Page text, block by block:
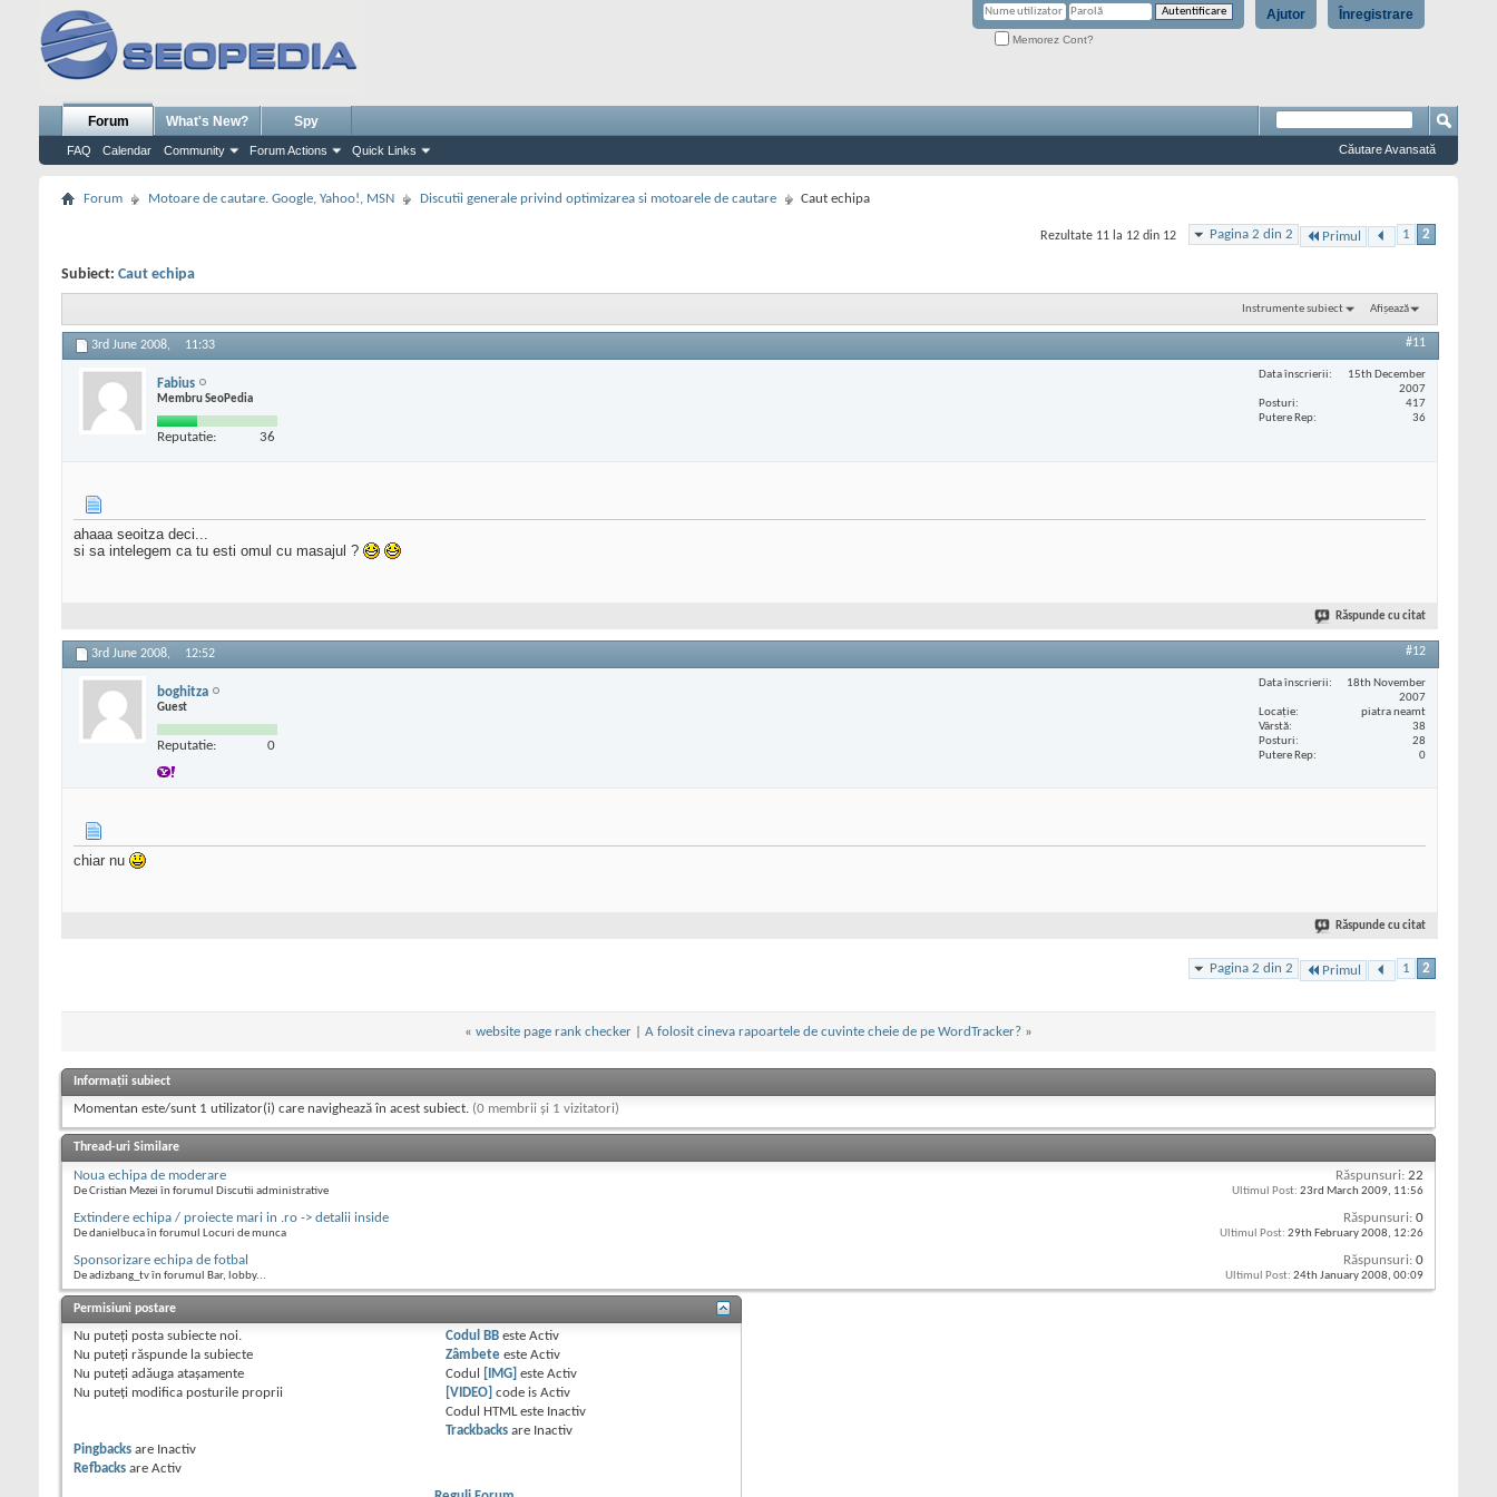
Înregistrare
Ajutor
Memorez Cont?
Forum
FAQ Calendar Community Forum Actions Quick Links
What's New? Spy
Căutare Avansată
Forum Motoare de cautare. Google, Yahoo!, MSN Discutii generale privind optimizarea si motoarele de cautare Caut echipa
Pagina 2 din 2 Primul 1 2
Rezultate 11 la 12 din 12
Subiect: Caut echipa
Instrumente subiect Afișează
3rd June 2008, 11:33 #11
Fabius
Membru SeoPedia
Reputatie: 36
Data înscrierii
15th December
2007
Posturi
417
Putere Rep
36
ahaaa seoitza deci...
si sa intelegem ca tu esti omul cu masajul ?
Răspunde cu citat
3rd June 2008, 12:52 #12
boghitza
Guest
Reputatie: 0
Data înscrierii
18th November
2007
Locaţie
piatra neamt
Vârstă
38
Posturi
28
Putere Rep
0
chiar nu
Răspunde cu citat
Pagina 2 din 2 Primul 1 2
« website page rank checker A folosit cineva rapoartele de cuvinte cheie de pe WordTracker? »
Informații subiect
Momentan este/sunt 1 utilizator(i) care navighează în acest subiect. (0 membrii și 1 vizitatori)
Thread-uri Similare
Noua echipa de moderare
De Cristian Mezei în forumul Discutii administrative
Răspunsuri: 22
Ultimul Post: 23rd March 2009, 11:56
Extindere echipa / proiecte mari in .ro -> detalii inside
De danielbuca în forumul Locuri de munca
Răspunsuri: 0
Ultimul Post: 29th February 2008, 12:26
Sponsorizare echipa de fotbal
De adizbang_tv în forumul Bar, lobby...
Răspunsuri: 0
Ultimul Post: 24th January 2008, 00:09
Permisiuni postare
Nu puteţi posta subiecte noi.
Nu puteţi răspunde la subiecte
Nu puteţi adăuga ataşamente
Nu puteţi modifica posturile proprii
Codul BB esteActiv
Zâmbete esteActiv
Codul
[IMG] esteActiv
[VIDEO] code isActiv
Codul HTML este Inactiv
Trackbacks are Inactiv
Pingbacks are Inactiv
Refbacks are Activ